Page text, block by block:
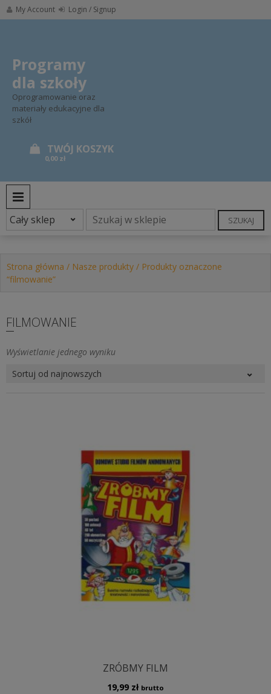
Skip
to
My Account Login / Signup
Programy
dla szkoły
Oprogramowanie oraz
materiały edukacyjne dla
szkół
0,00 zł
SZUKAJ
Strona główna / Nasze produkty / Produkty oznaczone
“filmowanie”
FILMOWANIE
Wyświetlanie jednego wyniku
ZRÓBMY FILM
19,99 zł brutto